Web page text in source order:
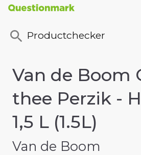
Productchecker
Van de Boom
thee Perzik -
1,5 L (1.5L)
Van de Boom